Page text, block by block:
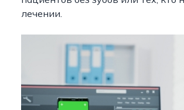
лечении.